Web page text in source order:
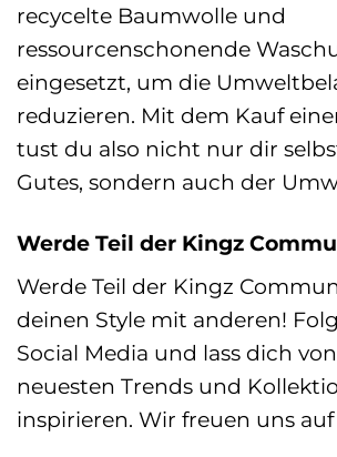
recycelte Baumwolle und
ressourcenschonende
eingesetzt, um die
reduzieren. Mit dem Kauf
tust du also nicht nur dir
Gutes, sondern auch der
Werde Teil der Kingz
Werde Teil der Kingz
deinen Style mit anderen!
Social Media und lass dich
neuesten Trends und
inspirieren. Wir freuen uns